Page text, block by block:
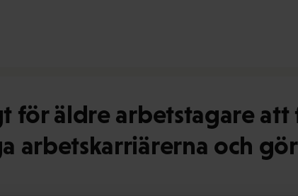
för äldre arbetstagare
arbetskarriärerna och